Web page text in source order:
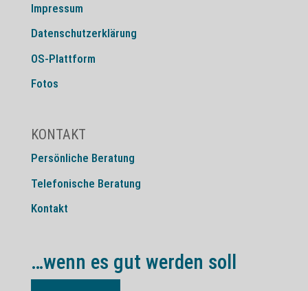
Impressum
Datenschutzerklärung
OS-Plattform
Fotos
KONTAKT
Persönliche Beratung
Telefonische Beratung
Kontakt
…wenn es gut werden soll